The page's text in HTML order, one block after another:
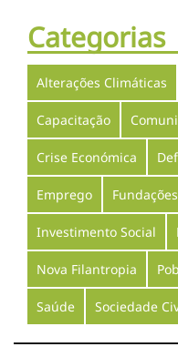
Categorias
Alterações Climáticas
Capacitação
Crise Económica
Emprego Fundações
Investimento Social
Nova Filantropia
Saúde Sociedade